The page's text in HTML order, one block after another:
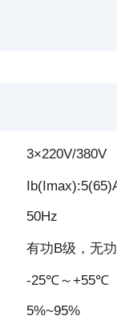
3×220V/380V
50Hz
有功B级，无
-25℃～+55℃
5%~95%